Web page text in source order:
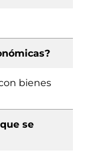
bienes
se